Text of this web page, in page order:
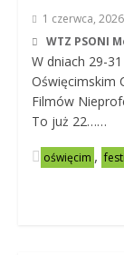
1 czerwca, 2026
WTZ PSONI
W dniach 29-
Oświęcimskim
Filmów
To już 22……
oświęcim ,